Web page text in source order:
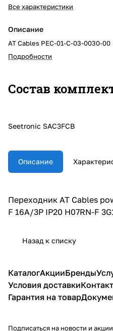
Все характеристики
Описание
AT Cables PEC-01-C-03-0030-00
Подробности
Состав
Seetronic SAC3FCB
Описание
Переходник AT Cables
F 16A/3P IP20 H07RN-F
Назад к списку
КаталогАкцииБренды
Условия доставки
Гарантия на товар
Подписаться на новости и акции